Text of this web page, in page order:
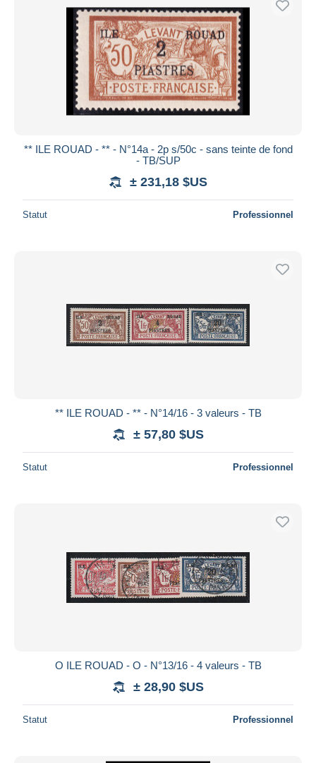
** ILE ROUAD - ** - N°14a - 2p s/50c - sans teinte de fond
- TB/SUP
± 231,18 $US
Statut Professionnel
** ILE ROUAD - ** - N°14/16 - 3 valeurs - TB
± 57,80 $US
Statut Professionnel
O ILE ROUAD - O - N°13/16 - 4 valeurs - TB
± 28,90 $US
Statut Professionnel